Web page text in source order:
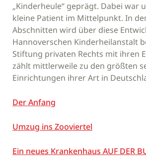
„Kinderheule“ geprägt. Dabei war
kleine Patient im Mittelpunkt. In
Abschnitten wird über diese
Hannoverschen Kinderheilanstalt
Stiftung privaten Rechts mit ihren
zählt mittlerweile zu den größten
Einrichtungen ihrer Art in
Der Anfang
Umzug ins Zooviertel
Ein neues Krankenhaus AUF DER